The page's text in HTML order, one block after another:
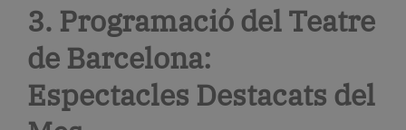
3. Programació del Teatre
de Barcelona:
Espectacles Destacats del